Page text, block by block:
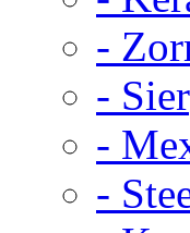
-
-
-
-